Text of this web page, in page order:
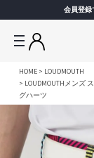
会員登録
HOME
LOUDMOUTH
LOUDMOUTHメンズ
グハーツ